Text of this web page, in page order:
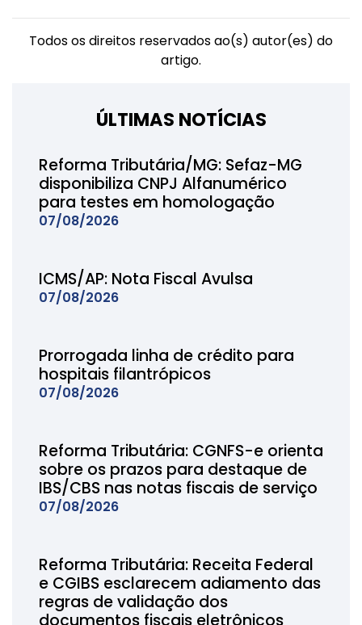
Todos os direitos reservados ao(s) autor(es) do
artigo.
ÚLTIMAS NOTÍCIAS
Reforma Tributária/MG: Sefaz-MG
disponibiliza CNPJ Alfanumérico
para testes em homologação
07/08/2026
ICMS/AP: Nota Fiscal Avulsa
07/08/2026
Prorrogada linha de crédito para
hospitais filantrópicos
07/08/2026
Reforma Tributária: CGNFS-e orienta
sobre os prazos para destaque de
IBS/CBS nas notas fiscais de serviço
07/08/2026
Reforma Tributária: Receita Federal
e CGIBS esclarecem adiamento das
regras de validação dos
documentos fiscais eletrônicos